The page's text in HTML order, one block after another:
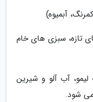
آبمیوه)
تازه، سبزی های خام
آب آلو و شیرین